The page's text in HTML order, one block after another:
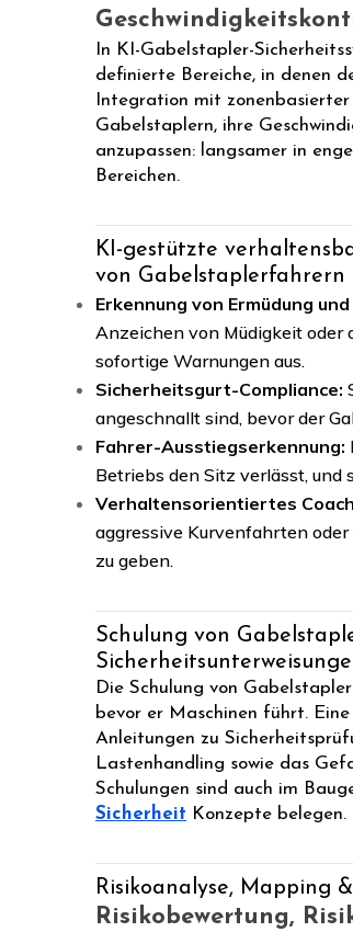
In KI-Gabelstapler-
definierte Bereiche, in denen
Integration mit
Gabelstaplern, ihre
anzupassen: langsamer in
Bereichen.
KI-gestützte
von Gabelstaplerfahrern
Erkennung von Ermüdung
Anzeichen von Müdigkeit oder
sofortige Warnungen aus.
Sicherheitsgurt-Compliance:
angeschnallt sind, bevor der
Fahrer-Ausstiegserkennung:
Betriebs den Sitz verlässt, und
Verhaltensorientiertes
aggressive Kurvenfahrten
zu geben.
Schulung von
Die Schulung von
bevor er Maschinen führt.
Anleitungen zu
Lastenhandling sowie das
Schulungen sind auch im
Sicherheit Konzepte belegen.
Risikoanalyse, Mapping
Risikobewertung,